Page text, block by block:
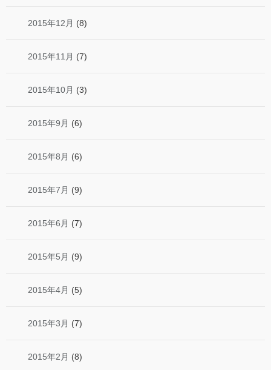
2015年12月 (8)
2015年11月 (7)
2015年10月 (3)
2015年9月 (6)
2015年8月 (6)
2015年7月 (9)
2015年6月 (7)
2015年5月 (9)
2015年4月 (5)
2015年3月 (7)
2015年2月 (8)